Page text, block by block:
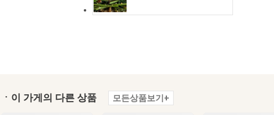
ㆍ이 가게의 다른 상품 모든상품보기+